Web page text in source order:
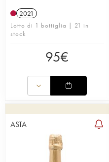
2021
Lotto di 1 bottiglia | 21 in
stock
95€
ASTA